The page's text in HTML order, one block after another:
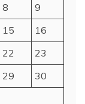
8
9
15
16
22
23
29
30